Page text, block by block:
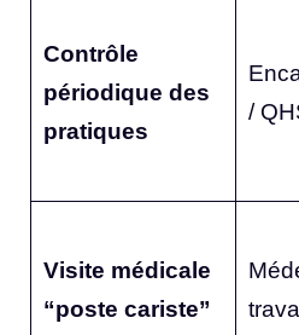
Contrôle
périodique des
pratiques
/
Visite médicale
“poste cariste”